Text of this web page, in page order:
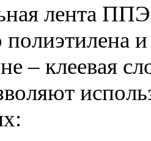
лента
полиэтилена
– клеевая